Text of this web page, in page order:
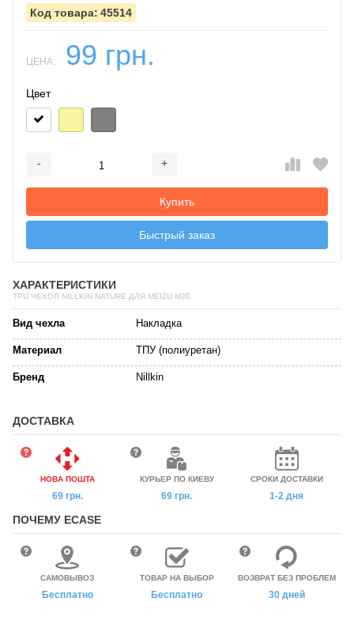
45514
ЦЕНА: 99 грн.
Цвет
- +
Купить
Быстрый заказ
ХАРАКТЕРИСТИКИ
TPU ЧЕХОЛ NILLKIN NATURE ДЛЯ MEIZU M3E
Вид чехла Накладка
Материал ТПУ (полиуретан)
Бренд Nillkin
ДОСТАВКА
НОВА ПОШТА
69 грн.
КУРЬЕР ПО КИЕВУ
69 грн.
СРОКИ ДОСТАВКИ
1-2 дня
ПОЧЕМУ ECASE
САМОВЫВОЗ
Бесплатно
ТОВАР НА ВЫБОР
Бесплатно
ВОЗВРАТ БЕЗ ПРОБЛЕМ
30 дней